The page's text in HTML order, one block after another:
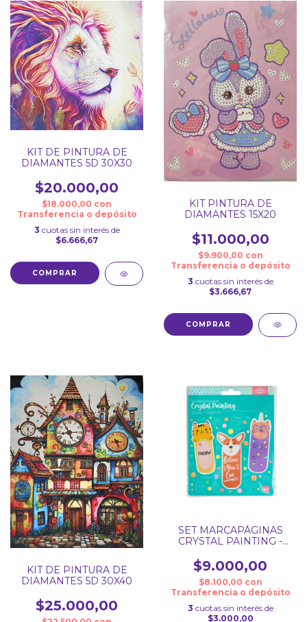
KIT DE PINTURA DE
DIAMANTES 5D 30X30
$20.000,00
$18.000,00 con
Transferencia o depósito
3 cuotas sin interés de
$6.666,67
COMPRAR
KIT PINTURA DE
DIAMANTES 15X20
$11.000,00
$9.900,00 con
Transferencia o depósito
3 cuotas sin interés de
$3.666,67
KIT DE PINTURA DE
DIAMANTES 5D 30X40
$25.000,00
SET MARCAPÁGINAS
CRYSTAL PAINTING -
$9.000,00
$8.100,00 con
Transferencia o depósito
3 cuotas sin interés de
$3.000,00